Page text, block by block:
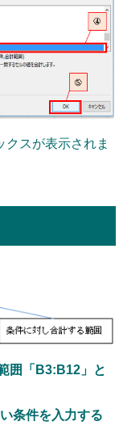
スが表示されま
囲「B3:B12」と
条件を入力する